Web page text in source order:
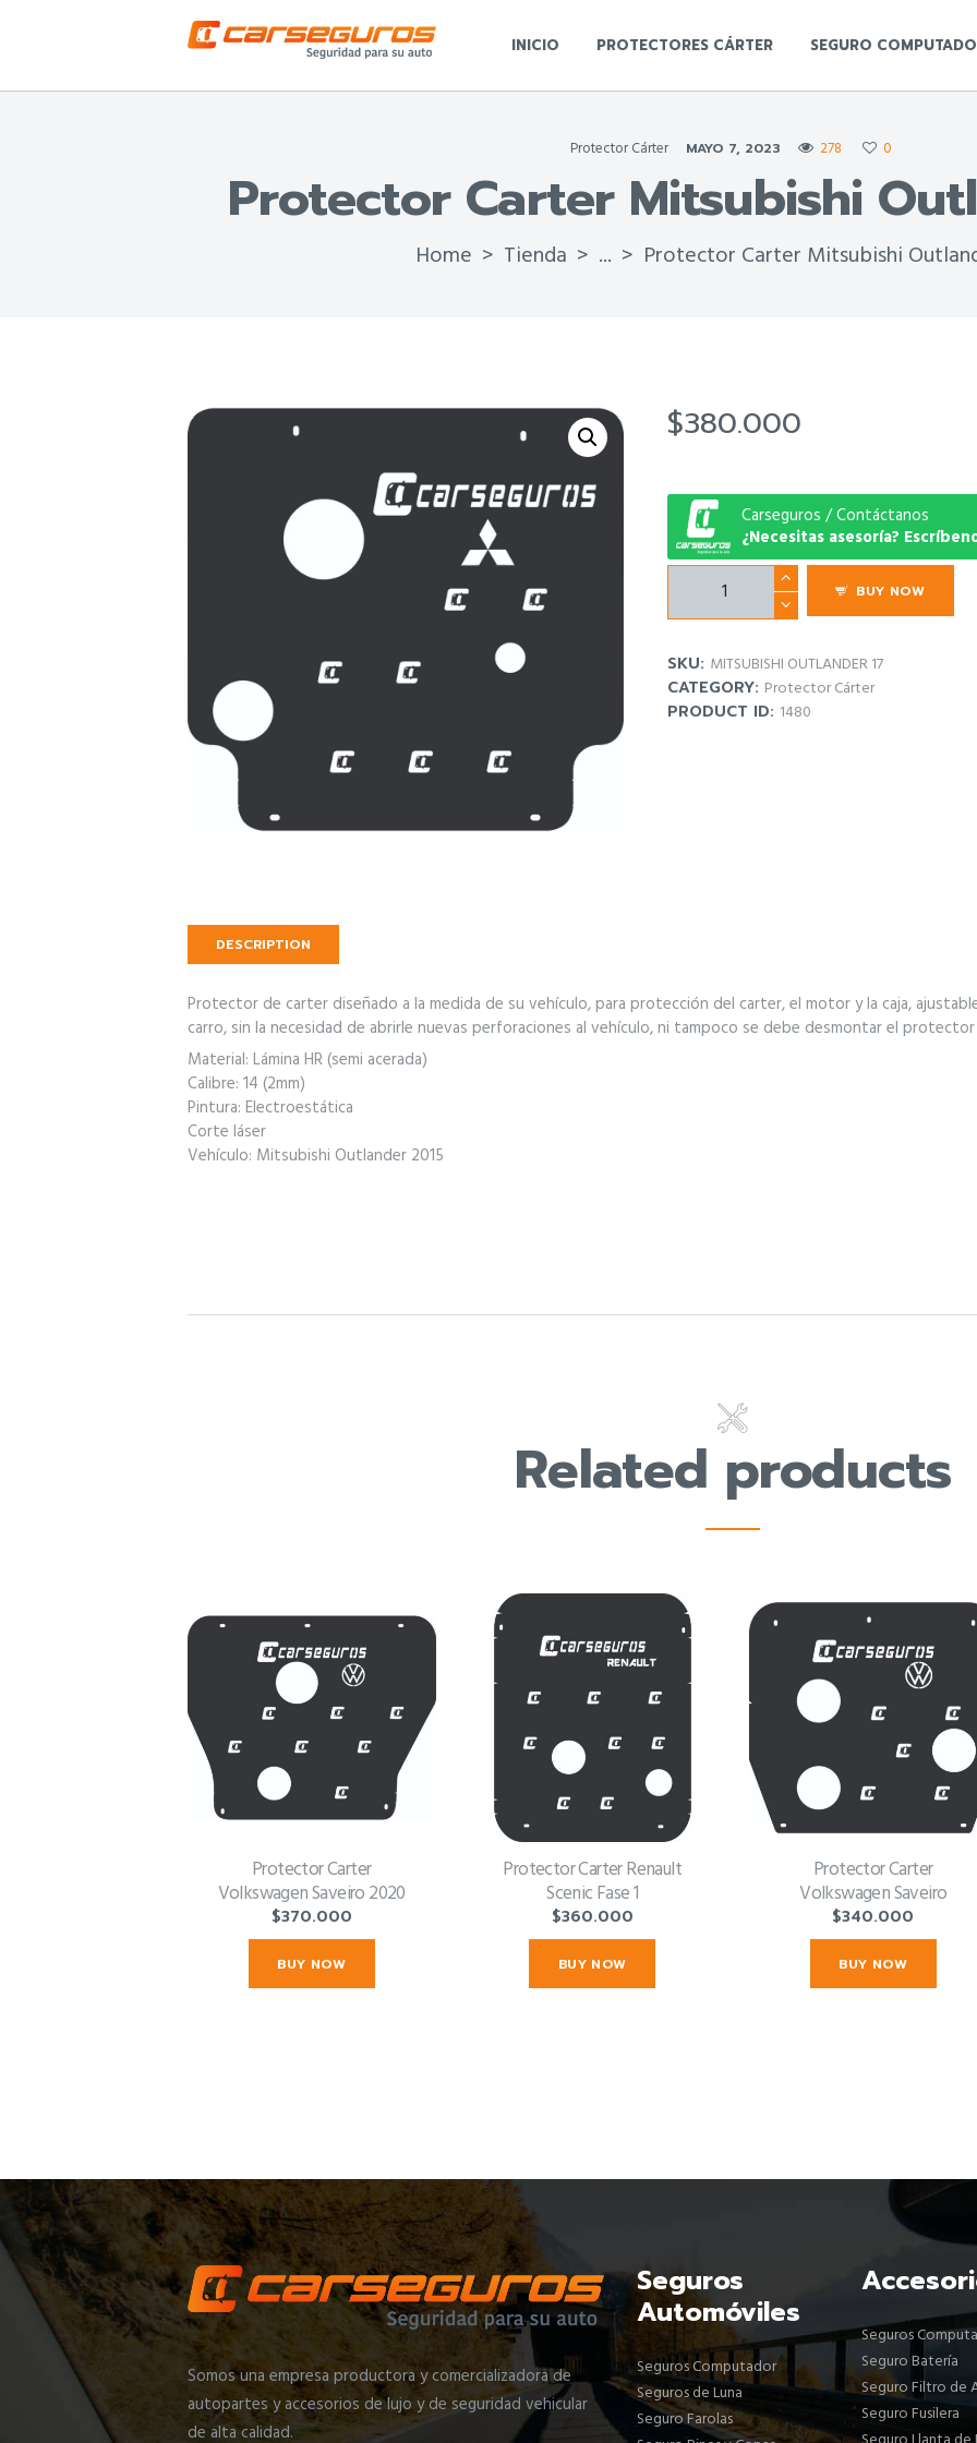
INICIO PROTECTORES CÁRTER SEGURO
Protector Cárter MAYO 7, 2023 278 0
Protector Carter Mitsubishi
Home Tienda ... Protector Carter Mitsubishi
$380.000
Carseguros / Contáctanos
¿Necesitas asesoría?
Mitsubishi
2015
quantity
BUY NOW
SKU: MITSUBISHI OUTLANDER 17
CATEGORY: Protector Cárter
PRODUCT ID: 1480
DESCRIPTION
Protector de carter diseñado a la medida de su vehículo, para protección del carter, el motor y la caja,
carro, sin la necesidad de abrirle nuevas perforaciones al vehículo, ni tampoco se debe desmontar el
Material: Lámina HR (semi acerada)
Calibre: 14 (2mm)
Pintura: Electroestática
Corte láser
Vehículo: Mitsubishi Outlander 2015
Related products
Protector Carter
Volkswagen Saveiro 2020
$370.000
BUY NOW
Protector Carter Renault
Scenic Fase 1
$360.000
BUY NOW
Protector Carter
Volkswagen Saveiro
$340.000
BUY NOW
Somos una empresa productora y comercializadora de
autopartes y accesorios de lujo y de seguridad vehicular
de alta calidad.
Seguros
Automóviles
Seguros Computador
Seguros de Luna
Seguro Farolas
Seguros
Seguro Batería
Seguro Filtro de
Seguro Fusilera